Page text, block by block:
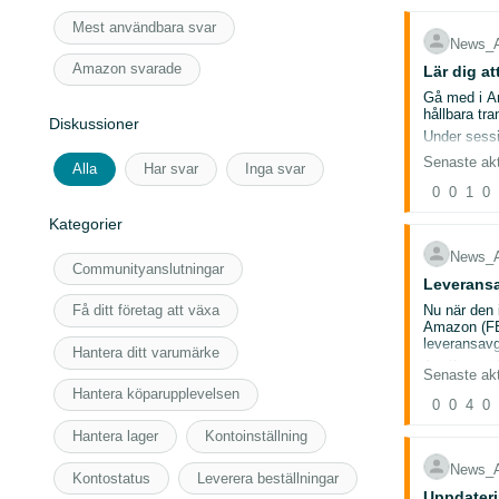
Mest användbara svar
Amazon svarade
Diskussioner
Alla Har svar Inga svar
Kategorier
Communityanslutningar
Få ditt företag att växa
Hantera ditt varumärke
Hantera köparupplevelsen
Hantera lager Kontoinställning
Kontostatus Leverera beställningar
Extra stor
Vi
kortast
Prime-
till EU
Vanliga
Vi
Lär dig
Gå med i
hållbara
Under
Hur
Talare:
Detta
Även om
Om du vill
Senaste
0 0 1 0
Nu när
Amazon
Avgiften
januari
Senaste
0 0 4 0